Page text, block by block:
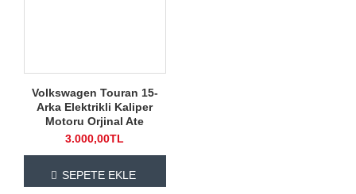
Volkswagen Touran 15-
Arka Elektrikli Kaliper
Motoru Orjinal Ate
3.000,00TL
SEPETE EKLE